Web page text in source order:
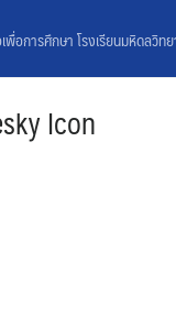
พื่อการศึกษา โรงเรียนมหิดลวิ
Icon